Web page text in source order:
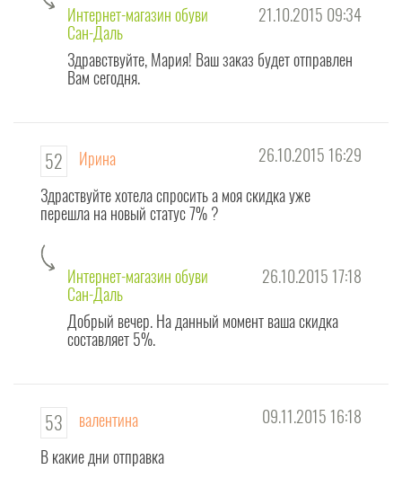
На цій сторінці "питань і відповідей" Ви - наші улюблені ПОСТІЙНІ покупці
- залишайте свої відгуки про нас
.
Для потенційних клієнтів
характеру, для відгуків про якість обслуговування і пропозицій по роботі
інтернет-магазину взуття.
З конкретної моделі, а також відгуки про неї необхідно ставити
відображаються безпосередньо під описом взуття. Ця інформація буде
корисна для покупців, які хочуть зробити свій вибір.
А тепер - ПРО ОСНОВНОМУ! Колективінтернет магазину взуттяСандаль -
це згуртована і дружна команда ПОЗИТИВНИХ людей! Тому
Приємного нам всім спілкування !!!
Интернет-магазин обуви
Сан-Даль
21.10.2015 09:34
Здравствуйте, Мария! Ваш заказ будет отправлен
Вам сегодня.
52 Ирина
26.10.2015 16:29
Здраствуйте хотела спросить а моя скидка уже
перешла на новый статус 7% ?
Интернет-магазин обуви
Сан-Даль
26.10.2015 17:18
Добрый вечер. На данный момент ваша скидка
составляет 5%.
53 валентина
09.11.2015 16:18
В какие дни отправка